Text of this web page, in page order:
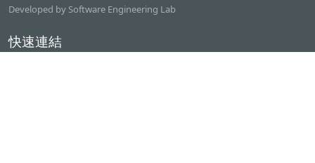
Developed by Software Engineering Lab
快速連結